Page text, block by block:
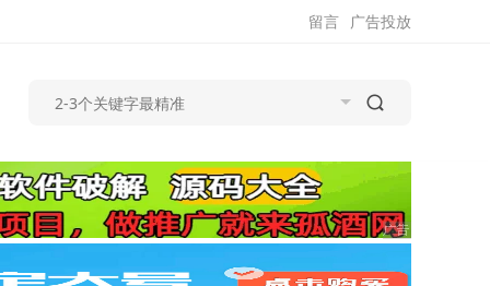
广告投放
留言